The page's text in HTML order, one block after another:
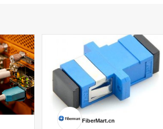
FiberMart.cn